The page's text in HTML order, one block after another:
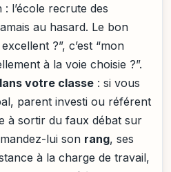
l’école recrute des
au hasard. Le bon
?”, c’est “mon
à la voie choisie ?”.
votre classe : si vous
parent investi ou référent
à sortir du faux débat sur
lui son rang, ses
à la charge de travail,